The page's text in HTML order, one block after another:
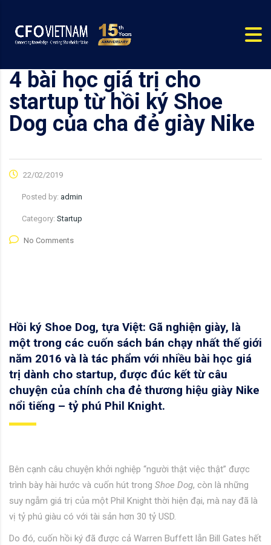
4 bài học giá trị cho
startup từ hồi ký Shoe
Dog của cha đẻ giày Nike
22/02/2019
Posted by: admin
Category: Startup
No Comments
Hồi ký Shoe Dog, tựa Việt: Gã nghiện giày, là
một trong các cuốn sách bán chạy nhất thế giới
năm 2016 và là tác phẩm với nhiều bài học giá
trị dành cho startup, được đúc kết từ câu
chuyện của chính cha đẻ thương hiệu giày Nike
nổi tiếng – tỷ phú Phil Knight.
Bên cạnh câu chuyện khởi nghiệp “người thật việc thật” được
trình bày hài hước và cuốn hút trong Shoe Dog, còn là những
suy ngẫm giá trị của một Phil Knight thời hiện đại, mà nay đã là
vị tỷ phú giàu có với tài sản hơn 30 tỷ USD.
Do đó, cuốn hồi ký đã được cả Warren Buffett lẫn Bill Gates hết